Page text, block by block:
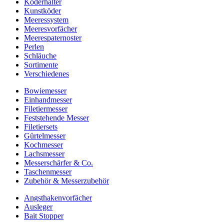
Kunstköder
Meeressystem
Meeresvorfächer
Meerespaternoster
Perlen
Schläuche
Sortimente
Verschiedenes
Bowiemesser
Einhandmesser
Filetiermesser
Feststehende Messer
Filetiersets
Gürtelmesser
Kochmesser
Lachsmesser
Messerschärfer & Co.
Taschenmesser
Zubehör & Messerzubehör
Angsthakenvorfächer
Ausleger
Bait Stopper